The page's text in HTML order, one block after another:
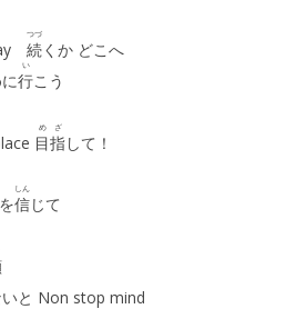
続
つづ
くか どこへ
行
い
こう
目
め
指
ざ
して！
を信
しん
じて
いと Non stop mind